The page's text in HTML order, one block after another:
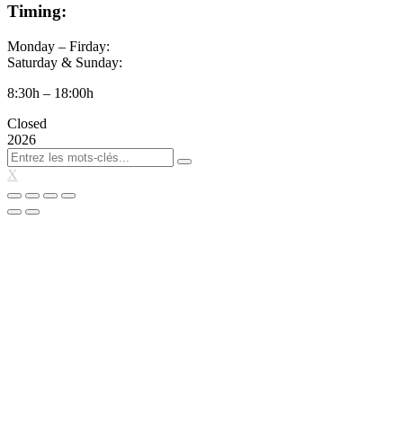
Timing:
Monday – Firday:
Saturday & Sunday:
8:30h – 18:00h
Closed
2026
X